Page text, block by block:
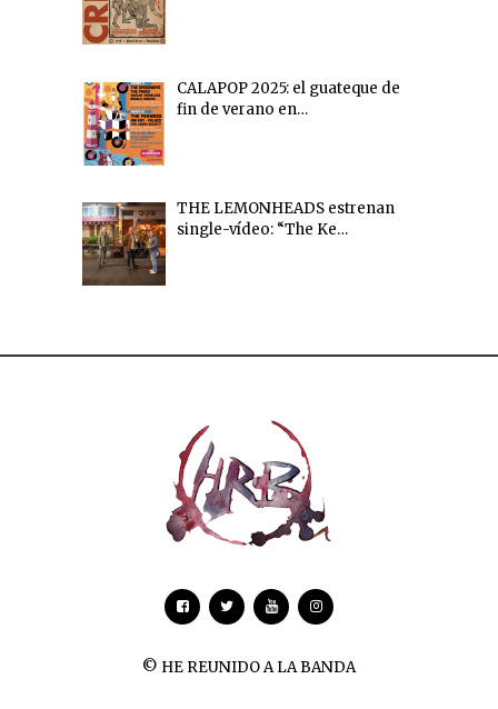
CALAPOP 2025: el guateque de
fin de verano en…
THE LEMONHEADS estrenan
single-vídeo: “The Ke…
© HE REUNIDO A LA BANDA